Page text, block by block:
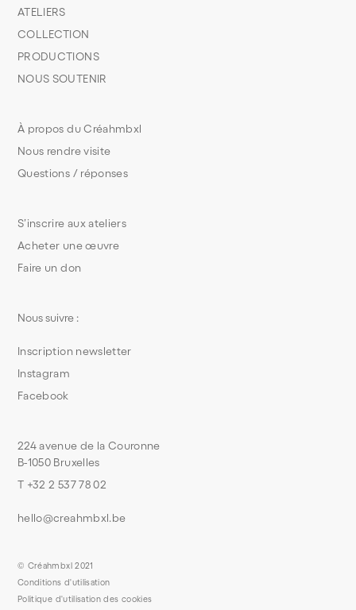
S’inscrire aux ateliers
Acheter une œuvre
Faire un don
À propos du Créahmbxl
Nous rendre visite
Questions / réponses
ATELIERS
COLLECTION
PRODUCTIONS
NOUS SOUTENIR
224 avenue de la Couronne
B-1050 Bruxelles
T +32 2 537 78 02
hello@creahmbxl.be
Nous suivre :
Inscription newsletter
Instagram
Facebook
© Créahmbxl 2021
Conditions d'utilisation
Politique d'utilisation des cookies